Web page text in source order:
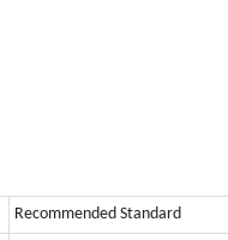
Recommended Standard